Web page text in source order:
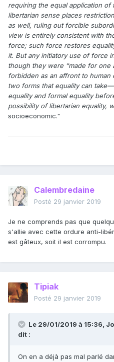
requiring the equal application of
libertarian sense places
as well, ruling out forcible
view is entirely consistent with
force; such force restores
it. But any initiatory use of force
though they were “made for one
forbidden as an affront to human
two forms that equality can
equality and formal equality
possibility of libertarian equality,
socioeconomic."
Calembredaine
Posté 29 janvier 2019
Je ne comprends pas que
s'allie avec cette ordure anti-
est gâteux, soit il est corrompu.
Tipiak
Posté 29 janvier 2019
Le 29/01/2019 à 15:36,
dit :
On en a déjà pas mal parlé